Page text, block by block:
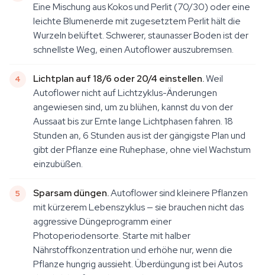
Eine Mischung aus Kokos und Perlit (70/30) oder eine
leichte Blumenerde mit zugesetztem Perlit hält die
Wurzeln belüftet. Schwerer, staunasser Boden ist der
schnellste Weg, einen Autoflower auszubremsen.
Lichtplan auf 18/6 oder 20/4 einstellen.Weil
Autoflower nicht auf Lichtzyklus-Änderungen
angewiesen sind, um zu blühen, kannst du von der
Aussaat bis zur Ernte lange Lichtphasen fahren. 18
Stunden an, 6 Stunden aus ist der gängigste Plan und
gibt der Pflanze eine Ruhephase, ohne viel Wachstum
einzubüßen.
Sparsam düngen.Autoflower sind kleinere Pflanzen
mit kürzerem Lebenszyklus — sie brauchen nicht das
aggressive Düngeprogramm einer
Photoperiodensorte. Starte mit halber
Nährstoffkonzentration und erhöhe nur, wenn die
Pflanze hungrig aussieht. Überdüngung ist bei Autos